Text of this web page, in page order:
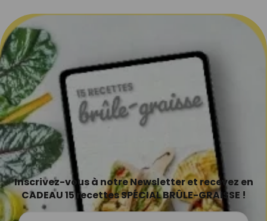
Inscrivez-vous à notre Newsletter et recevez en
CADEAU 15 recettes SPÉCIAL BRÛLE-GRAISSE !